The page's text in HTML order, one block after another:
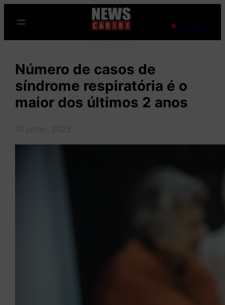
para
o
Ao Vivo
Número de casos de
síndrome respiratória é o
maior dos últimos 2 anos
13 junho, 2025